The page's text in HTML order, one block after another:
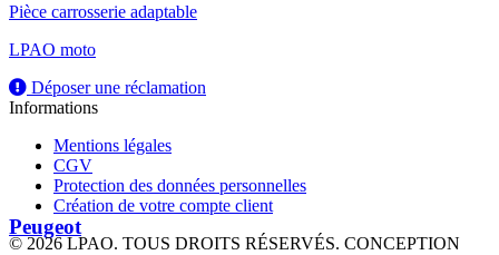
Peugeot
Pièce carrosserie adaptable
LPAO moto
Déposer une réclamation
Informations
Mentions légales
CGV
Protection des données personnelles
Création de votre compte client
© 2026 LPAO. TOUS DROITS RÉSERVÉS. CONCEPTION